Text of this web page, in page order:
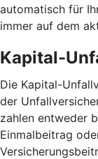
automatisch für
immer auf dem
Kapital-
Die Kapital-
der
zahlen entweder
Einmalbeitrag